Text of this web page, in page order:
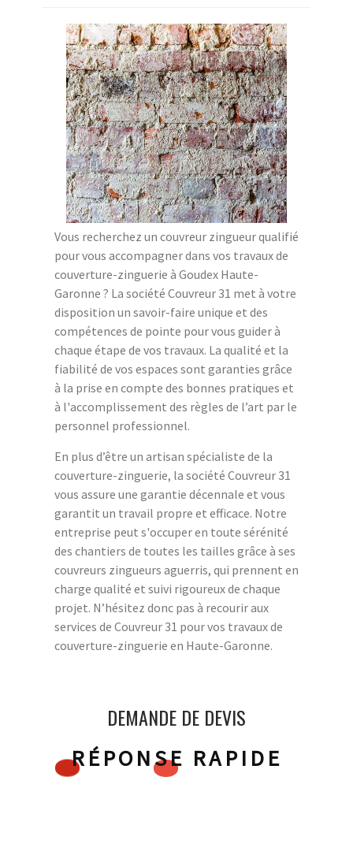
Vous recherchez un couvreur zingueur qualifié
pour vous accompagner dans vos travaux de
couverture-zinguerie à Goudex Haute-
Garonne ? La société Couvreur 31 met à votre
disposition un savoir-faire unique et des
compétences de pointe pour vous guider à
chaque étape de vos travaux. La qualité et la
fiabilité de vos espaces sont garanties grâce
à la prise en compte des bonnes pratiques et
à l'accomplissement des règles de l’art par le
personnel professionnel.
En plus d’être un artisan spécialiste de la
couverture-zinguerie, la société Couvreur 31
vous assure une garantie décennale et vous
garantit un travail propre et efficace. Notre
entreprise peut s'occuper en toute sérénité
des chantiers de toutes les tailles grâce à ses
couvreurs zingueurs aguerris, qui prennent en
charge qualité et suivi rigoureux de chaque
projet. N’hésitez donc pas à recourir aux
services de Couvreur 31 pour vos travaux de
couverture-zinguerie en Haute-Garonne.
DEMANDE DE DEVIS
RÉPONSE RAPIDE